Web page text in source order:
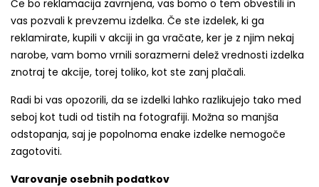
Če bo reklamacija zavrnjena, vas bomo o tem obvestili in
vas pozvali k prevzemu izdelka. Če ste izdelek, ki ga
reklamirate, kupili v akciji in ga vračate, ker je z njim nekaj
narobe, vam bomo vrnili sorazmerni delež vrednosti izdelka
znotraj te akcije, torej toliko, kot ste zanj plačali.
Radi bi vas opozorili, da se izdelki lahko razlikujejo tako med
seboj kot tudi od tistih na fotografiji. Možna so manjša
odstopanja, saj je popolnoma enake izdelke nemogoče
zagotoviti.
Varovanje osebnih podatkov